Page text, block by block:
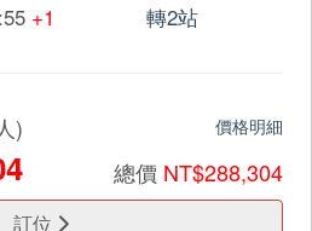
+1 轉2站
) 價格明細
總價 NT$288,304
訂位